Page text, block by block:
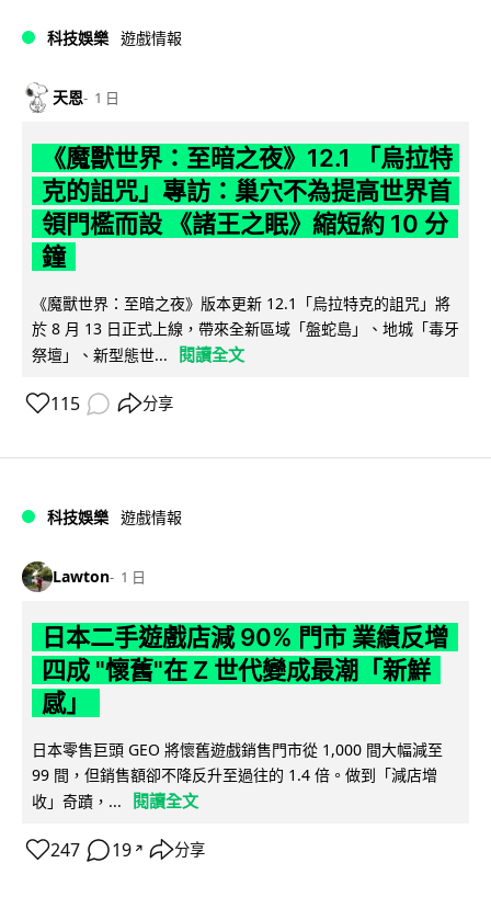
科技娛樂 遊戲情報
天恩 1 日
《魔獸世界：至暗之夜》12.1 「烏拉特
克的詛咒」專訪：巢穴不為提高世界首
領門檻而設 《諸王之眠》縮短約 10 分
鐘
《魔獸世界：至暗之夜》版本更新 12.1「烏拉特克的詛咒」將
於 8 月 13 日正式上線，帶來全新區域「盤蛇島」、地城「毒牙
祭壇」、新型態世...
閱讀全文
115 分享
科技娛樂 遊戲情報
Lawton 1 日
日本二手遊戲店減 90% 門市 業績反增
四成 "懷舊"在 Z 世代變成最潮「新鮮
感」
日本零售巨頭 GEO 將懷舊遊戲銷售門市從 1,000 間大幅減至
99 間，但銷售額卻不降反升至過往的 1.4 倍。做到「減店增
收」奇蹟，...
閱讀全文
247 19 ↗ 分享